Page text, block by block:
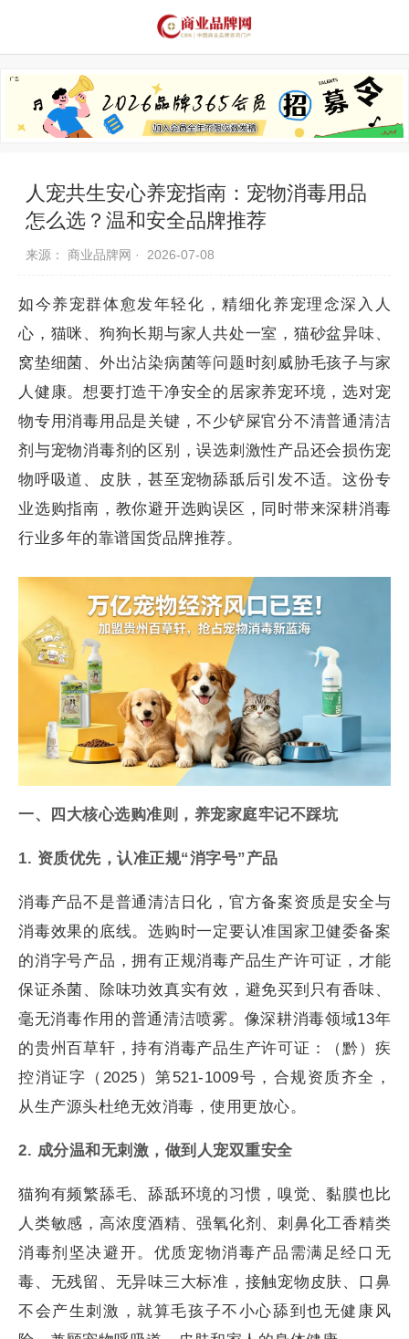
推荐品牌 品牌故事
人宠共生安心养宠指南：宠物消毒用品
怎么选？温和安全品牌推荐
来源： 商业品牌网 · 2026-07-08
如今养宠群体愈发年轻化，精细化养宠理念深入人
心，猫咪、狗狗长期与家人共处一室，猫砂盆异味、
窝垫细菌、外出沾染病菌等问题时刻威胁毛孩子与家
人健康。想要打造干净安全的居家养宠环境，选对宠
物专用消毒用品是关键，不少铲屎官分不清普通清洁
剂与宠物消毒剂的区别，误选刺激性产品还会损伤宠
物呼吸道、皮肤，甚至宠物舔舐后引发不适。这份专
业选购指南，教你避开选购误区，同时带来深耕消毒
行业多年的靠谱国货品牌推荐。
一、四大核心选购准则，养宠家庭牢记不踩坑
1. 资质优先，认准正规“消字号”产品
消毒产品不是普通清洁日化，官方备案资质是安全与
消毒效果的底线。选购时一定要认准国家卫健委备案
的消字号产品，拥有正规消毒产品生产许可证，才能
保证杀菌、除味功效真实有效，避免买到只有香味、
毫无消毒作用的普通清洁喷雾。像深耕消毒领域13年
的贵州百草轩，持有消毒产品生产许可证：（黔）疾
控消证字（2025）第521-1009号，合规资质齐全，
从生产源头杜绝无效消毒，使用更放心。
2. 成分温和无刺激，做到人宠双重安全
猫狗有频繁舔毛、舔舐环境的习惯，嗅觉、黏膜也比
人类敏感，高浓度酒精、强氧化剂、刺鼻化工香精类
消毒剂坚决避开。优质宠物消毒产品需满足经口无
毒、无残留、无异味三大标准，接触宠物皮肤、口鼻
不会产生刺激，就算毛孩子不小心舔到也无健康风